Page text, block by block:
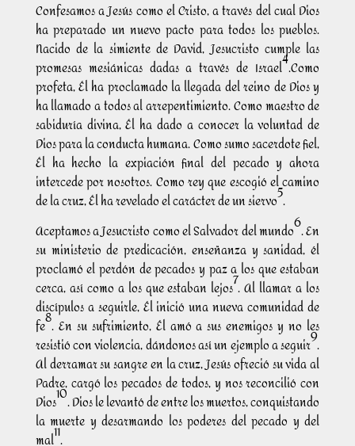
Confesamos a Jesús como el Cristo, a través del cual Dios
ha preparado un nuevo pacto para todos los pueblos.
Nacido de la simiente de David, Jesucristo cumple las
promesas mesiánicas dadas a través de Israel4.Como
profeta, Él ha proclamado la llegada del reino de Dios y
ha llamado a todos al arrepentimiento. Como maestro de
sabiduría divina, Él ha dado a conocer la voluntad de
Dios para la conducta humana. Como sumo sacerdote fiel,
Él ha hecho la expiación final del pecado y ahora
intercede por nosotros. Como rey que escogió el camino
de la cruz, Él ha revelado el carácter de un siervo5.
Aceptamos a Jesucristo como el Salvador del mundo6. En
su ministerio de predicación, enseñanza y sanidad, él
proclamó el perdón de pecados y paz a los que estaban
cerca, así como a los que estaban lejos7. Al llamar a los
discípulos a seguirle, Él inició una nueva comunidad de
fe8. En su sufrimiento, Él amó a sus enemigos y no les
resistió con violencia, dándonos así un ejemplo a seguir9.
Al derramar su sangre en la cruz, Jesús ofreció su vida al
Padre, cargó los pecados de todos, y nos reconcilió con
Dios10. Dios le levantó de entre los muertos, conquistando
la muerte y desarmando los poderes del pecado y del
mal11.